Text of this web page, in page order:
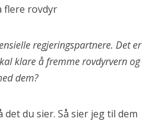
flere rovdyr
regjeringspartnere. Det er
klare å fremme rovdyrvern og
dem?
du sier. Så sier jeg til dem